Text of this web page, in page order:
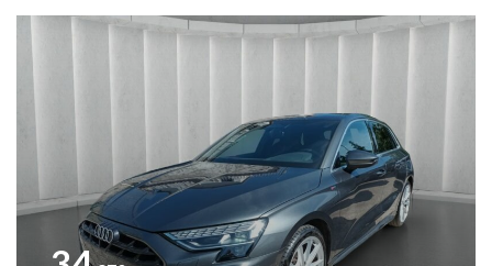
PARKTRONIC ANTERIORE E POSTERIORE
RILEVAMENTO SEGNALETICA STRADALE
SEDILI REGOLABILI IN ALTEZZA